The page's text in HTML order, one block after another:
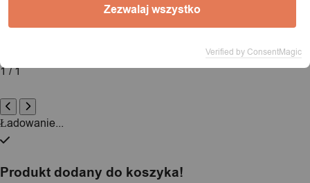
powiadomienia@itimport.pl
1 / 1
Ładowanie...
Produkt dodany do koszyka!
Zezwalaj wszystko
Verified by ConsentMagic